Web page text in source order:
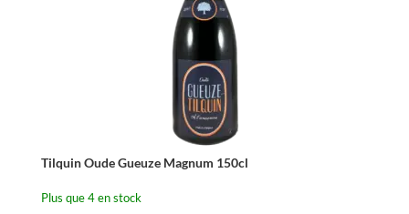
Tilquin Oude Gueuze Magnum 150cl
Plus que 4 en stock